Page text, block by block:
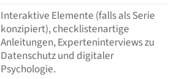
Interaktive Elemente (falls als Serie
konzipiert), checklistenartige
Anleitungen, Experteninterviews zu
Datenschutz und digitaler
Psychologie.